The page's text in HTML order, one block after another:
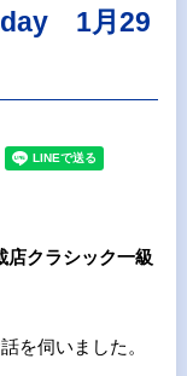
1月29
クラシック一級
を伺いました。